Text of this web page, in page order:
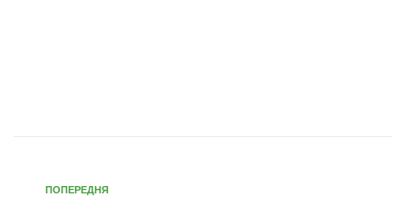
ПОПЕРЕДНЯ